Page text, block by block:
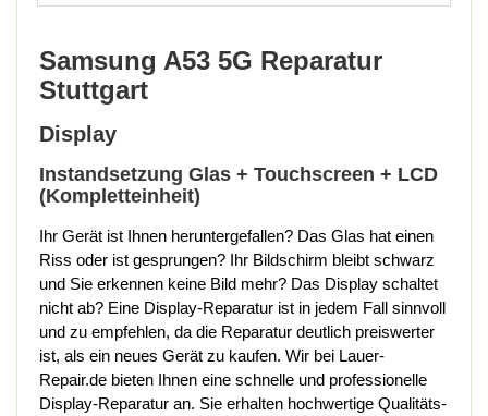
Samsung A53 5G Reparatur
Stuttgart
Display
Instandsetzung Glas + Touchscreen + LCD
(Kompletteinheit)
Ihr Gerät ist Ihnen heruntergefallen? Das Glas hat einen
Riss oder ist gesprungen? Ihr Bildschirm bleibt schwarz
und Sie erkennen keine Bild mehr? Das Display schaltet
nicht ab? Eine Display-Reparatur ist in jedem Fall sinnvoll
und zu empfehlen, da die Reparatur deutlich preiswerter
ist, als ein neues Gerät zu kaufen. Wir bei Lauer-
Repair.de bieten Ihnen eine schnelle und professionelle
Display-Reparatur an. Sie erhalten hochwertige Qualitäts-